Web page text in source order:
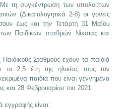
Με τη συγκέντρωση των υπολοίπων
(Δικαιολογητικά 2-8) οι γονείς
έως και την Τετάρτη 31 Μαΐου
Παιδικών σταθμών Νίκαιας και
Σταθμούς έχουν τα παιδιά
τα 2,5 έτη της ηλικίας τους τον
παιδιά που είναι γεννημένα
και 28 Φεβρουαρίου του 2021.
εγγραφής είναι: